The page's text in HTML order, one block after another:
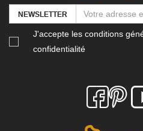
NEWSLETTER
J'accepte les conditions
confidentialité